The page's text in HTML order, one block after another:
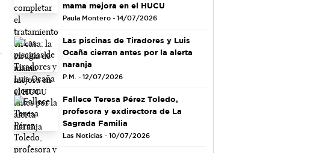
mama mejora en el HUCU
Paula Montero - 14/07/2026
Las piscinas de Tiradores y Luis
Ocaña cierran antes por la alerta
naranja
P.M. - 12/07/2026
Fallece Teresa Pérez Toledo,
profesora y exdirectora de La
Sagrada Familia
Las Noticias - 10/07/2026